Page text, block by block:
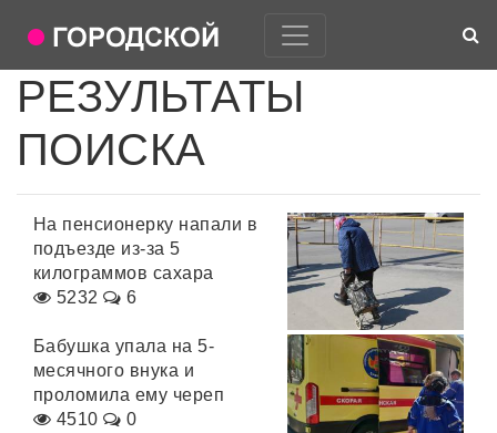
РЕЗУЛЬТАТЫ
ПОИСКА
На пенсионерку напали в
подъезде из-за 5
килограммов сахара
5232
6
Бабушка упала на 5-
месячного внука и
проломила ему череп
4510
0